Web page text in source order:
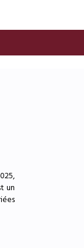
un